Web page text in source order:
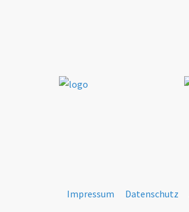
Impressum Datenschutz